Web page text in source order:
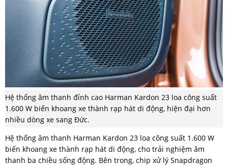
Hệ thống âm thanh đỉnh cao Harman Kardon 23 loa công suất
1.600 W biến khoang xe thành rạp hát di động, hiện đại hơn
nhiều dòng xe sang Đức.
Hệ thống âm thanh Harman Kardon 23 loa công suất 1.600 W
biến khoang xe thành rạp hát di động, cho trải nghiệm âm
thanh ba chiều sống động. Bên trong, chip xử lý Snapdragon